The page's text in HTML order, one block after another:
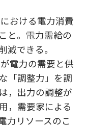
おける電力消費
と。電力需給の
減できる。
電力の需要と供
「調整力」を調
，出力の調整が
，需要家による
力リソースのこ